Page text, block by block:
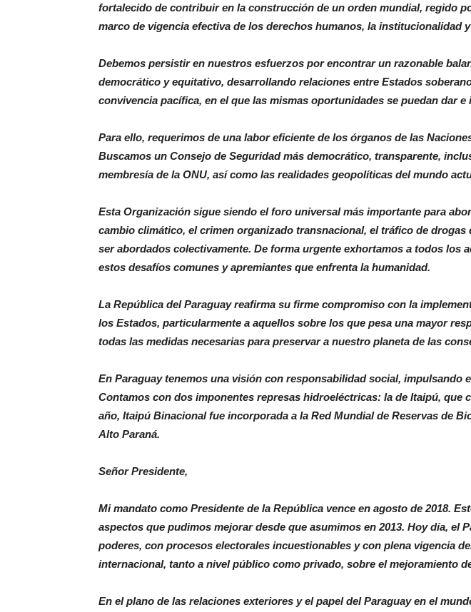
fortalecido de contribuir en la construcción de un orden mundial, regido
marco de vigencia efectiva de los derechos humanos, la institucionalidad
Debemos persistir en nuestros esfuerzos por encontrar un razonable
democrático y equitativo, desarrollando relaciones entre Estados
convivencia pacífica, en el que las mismas oportunidades se puedan dar
Para ello, requerimos de una labor eficiente de los órganos de las
Buscamos un Consejo de Seguridad más democrático, transparente,
membresía de la ONU, así como las realidades geopolíticas del mundo
Esta Organización sigue siendo el foro universal más importante para
cambio climático, el crimen organizado transnacional, el tráfico de
ser abordados colectivamente. De forma urgente exhortamos a todos
estos desafíos comunes y apremiantes que enfrenta la humanidad.
La República del Paraguay reafirma su firme compromiso con la
los Estados, particularmente a aquellos sobre los que pesa una mayor
todas las medidas necesarias para preservar a nuestro planeta de las
En Paraguay tenemos una visión con responsabilidad social,
Contamos con dos imponentes represas hidroeléctricas: la de Itaipú,
año, Itaipú Binacional fue incorporada a la Red Mundial de Reservas de
Alto Paraná.
Señor Presidente,
Mi mandato como Presidente de la República vence en agosto de 2018.
aspectos que pudimos mejorar desde que asumimos en 2013. Hoy día,
poderes, con procesos electorales incuestionables y con plena vigencia
internacional, tanto a nivel público como privado, sobre el mejoramiento
En el plano de las relaciones exteriores y el papel del Paraguay en el